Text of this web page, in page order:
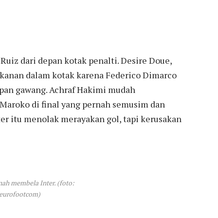
dari depan kotak penalti. Desire Doue,
dalam kotak karena Federico Dimarco
gawang. Achraf Hakimi mudah
di final yang pernah semusim dan
itu menolak merayakan gol, tapi kerusakan
membela Inter. (foto: